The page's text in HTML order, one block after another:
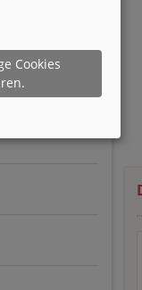
Cookies